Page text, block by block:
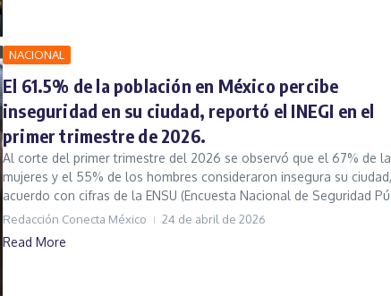
NACIONAL
El 61.5% de la población en México percibe
inseguridad en su ciudad, reportó el INEGI en el
primer trimestre de 2026.
Al corte del primer trimestre del 2026 se observó que el 67% de
mujeres y el 55% de los hombres consideraron insegura su
acuerdo con cifras de la ENSU (Encuesta Nacional de Seguridad
Redacción Conecta México 24 de abril de 2026
Read More